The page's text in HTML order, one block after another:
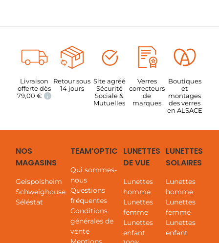
Livraison
offerte dès
79,00€ i
Retour sous
14 jours
Site agréé
Sécurité
Sociale &
Mutuelles
Verres
correcteurs
de
marques
Boutiques
et
montages
des verres
en ALSACE
NOS
MAGASINS
Geispolsheim
Schweighouse
Séléstat
TEAM’OPTIC
Qui sommes-
nous
Questions
fréquentes
Conditions
générales de
vente
LUNETTES
DE VUE
Lunettes
homme
Lunettes
femme
Lunettes
enfant
LUNETTES
SOLAIRES
Lunettes
homme
Lunettes
femme
Lunettes
enfant